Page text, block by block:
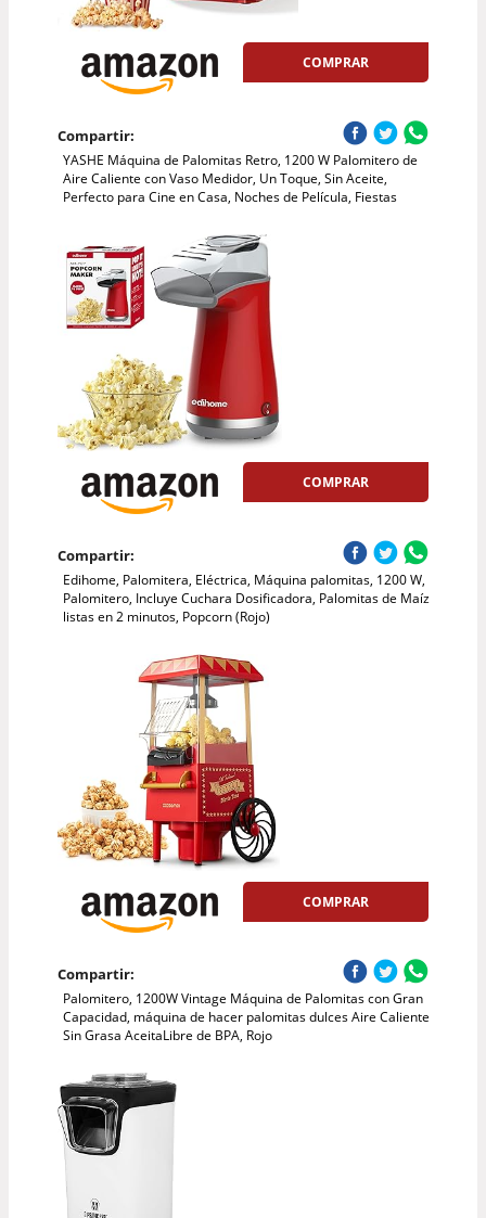
COMPRAR
Compartir:
YASHE Máquina de Palomitas Retro, 1200 W Palomitero de
Aire Caliente con Vaso Medidor, Un Toque, Sin Aceite,
Perfecto para Cine en Casa, Noches de Película, Fiestas
COMPRAR
Compartir:
Edihome, Palomitera, Eléctrica, Máquina palomitas, 1200 W,
Palomitero, Incluye Cuchara Dosificadora, Palomitas de Maíz
listas en 2 minutos, Popcorn (Rojo)
COMPRAR
Compartir:
Palomitero, 1200W Vintage Máquina de Palomitas con Gran
Capacidad, máquina de hacer palomitas dulces Aire Caliente
Sin Grasa AceitaLibre de BPA, Rojo